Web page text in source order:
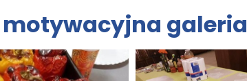
galeria